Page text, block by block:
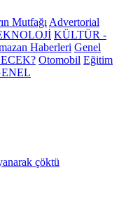
Mutfağı Advertorial
KÜLTÜR -
Haberleri Genel
Otomobil Eğitim
çöktü